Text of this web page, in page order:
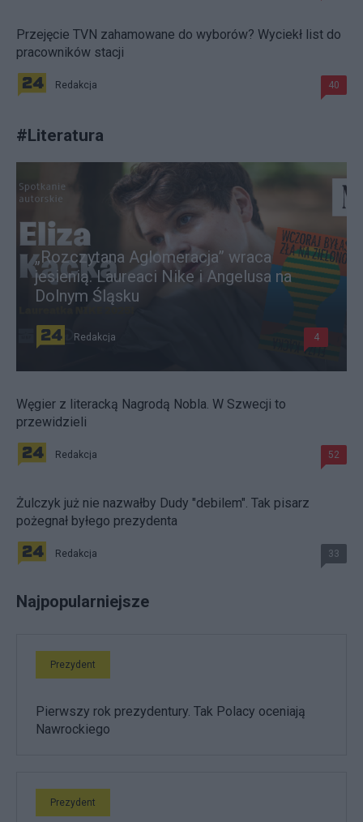
Przejęcie TVN zahamowane do wyborów? Wyciekł list do
pracowników stacji
Redakcja 40
#Literatura
„Rozczytana Aglomeracja” wraca
jesienią. Laureaci Nike i Angelusa na
Dolnym Śląsku
Redakcja 4
Węgier z literacką Nagrodą Nobla. W Szwecji to
przewidzieli
Redakcja 52
Żulczyk już nie nazwałby Dudy "debilem". Tak pisarz
pożegnał byłego prezydenta
Redakcja 33
Najpopularniejsze
Prezydent
Pierwszy rok prezydentury. Tak Polacy oceniają
Nawrockiego
Prezydent